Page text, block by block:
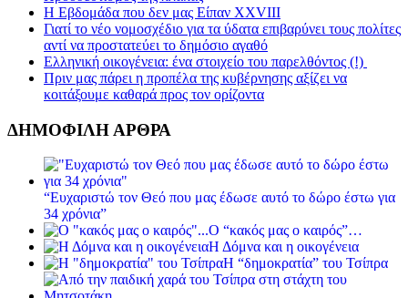
Η Εβδομάδα που δεν μας Είπαν XXVIII
Γιατί το νέο νομοσχέδιο για τα ύδατα επιβαρύνει τους πολίτες
αντί να προστατεύει το δημόσιο αγαθό
Ελληνική οικογένεια: ένα στοιχείο του παρελθόντος (!)
Πριν μας πάρει η προπέλα της κυβέρνησης αξίζει να
κοιτάξουμε καθαρά προς τον ορίζοντα
ΔΗΜΟΦΙΛΗ ΑΡΘΡΑ
“Ευχαριστώ τον Θεό που μας έδωσε αυτό το δώρο έστω για
34 χρόνια”
Ο “κακός μας ο καιρός”…
Η Δόμνα και η οικογένεια
Η “δημοκρατία” του Τσίπρα